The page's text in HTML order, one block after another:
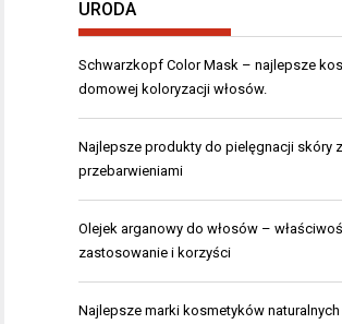
URODA
Schwarzkopf Color Mask – najlepsze
domowej koloryzacji włosów.
Najlepsze produkty do pielęgnacji skóry z
przebarwieniami
Olejek arganowy do włosów –
zastosowanie i korzyści
Najlepsze marki kosmetyków